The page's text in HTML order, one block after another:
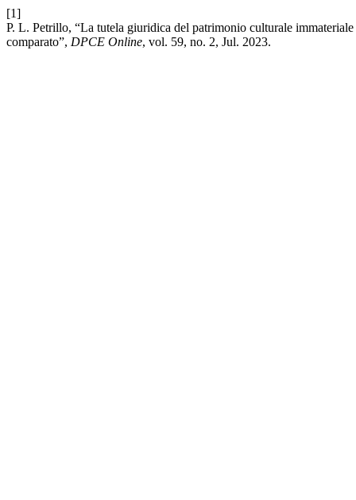
[1]
P. L. Petrillo, “La tutela giuridica del patrimonio culturale
comparato”, DPCE Online, vol. 59, no. 2, Jul. 2023.